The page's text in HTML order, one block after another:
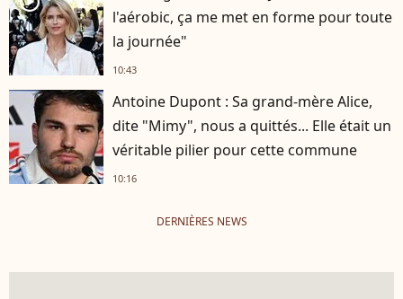
l'aérobic, ça me met en forme pour toute
la journée"
10:43
Antoine Dupont : Sa grand-mère Alice,
dite "Mimy", nous a quittés... Elle était un
véritable pilier pour cette commune
10:16
DERNIÈRES NEWS